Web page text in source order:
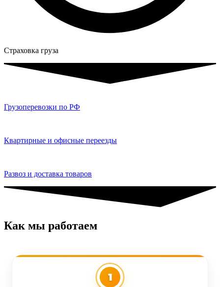
Страховка груза
Грузоперевозки по РФ
Квартирные и офисные переезды
Развоз и доставка товаров
Как мы работаем
1